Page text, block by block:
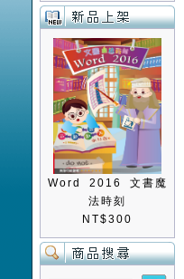
Word 2016 文書魔
法時刻
NT$300